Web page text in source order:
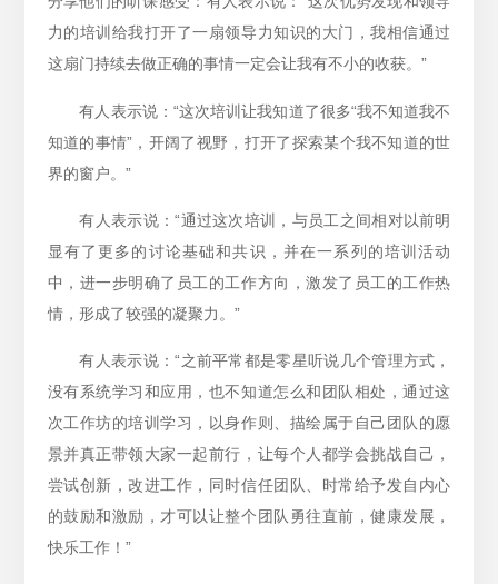
力的培训给我打开了一扇领导力知识的大门，我相信通过
这扇门持续去做正确的事情一定会让我有不小的收获。”
有人表示说：“这次培训让我知道了很多“我不知道我不
知道的事情”，开阔了视野，打开了探索某个我不知道的世
界的窗户。”
有人表示说：“通过这次培训，与员工之间相对以前明
显有了更多的讨论基础和共识，并在一系列的培训活动
中，进一步明确了员工的工作方向，激发了员工的工作热
情，形成了较强的凝聚力。”
有人表示说：“之前平常都是零星听说几个管理方式，
没有系统学习和应用，也不知道怎么和团队相处，通过这
次工作坊的培训学习，以身作则、描绘属于自己团队的愿
景并真正带领大家一起前行，让每个人都学会挑战自己，
尝试创新，改进工作，同时信任团队、时常给予发自内心
的鼓励和激励，才可以让整个团队勇往直前，健康发展，
快乐工作！”